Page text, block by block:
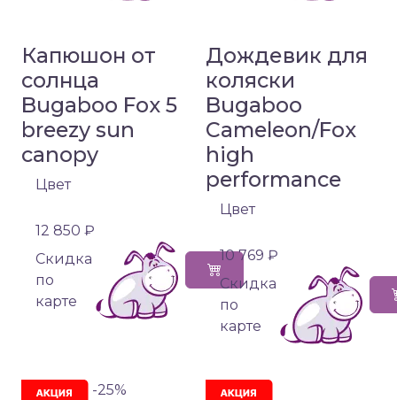
Капюшон от
солнца
Bugaboo Fox 5
breezy sun
canopy
Цвет
12 850 ₽
Cкидка
по
карте
Дождевик для
коляски
Bugaboo
Cameleon/Fox
high
performance
Цвет
10 769 ₽
Cкидка
по
карте
-25%